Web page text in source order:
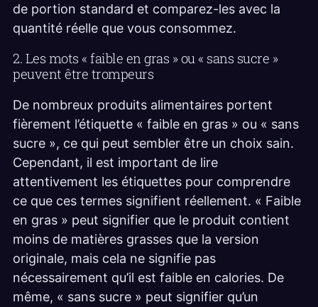
de portion standard et comparez-les avec la
quantité réelle que vous consommez.
2. Les mots « faible en gras » ou « sans sucre »
peuvent être trompeurs
De nombreux produits alimentaires portent
fièrement l’étiquette « faible en gras » ou « sans
sucre », ce qui peut sembler être un choix sain.
Cependant, il est important de lire
attentivement les étiquettes pour comprendre
ce que ces termes signifient réellement. « Faible
en gras » peut signifier que le produit contient
moins de matières grasses que la version
originale, mais cela ne signifie pas
nécessairement qu’il est faible en calories. De
même, « sans sucre » peut signifier qu’un